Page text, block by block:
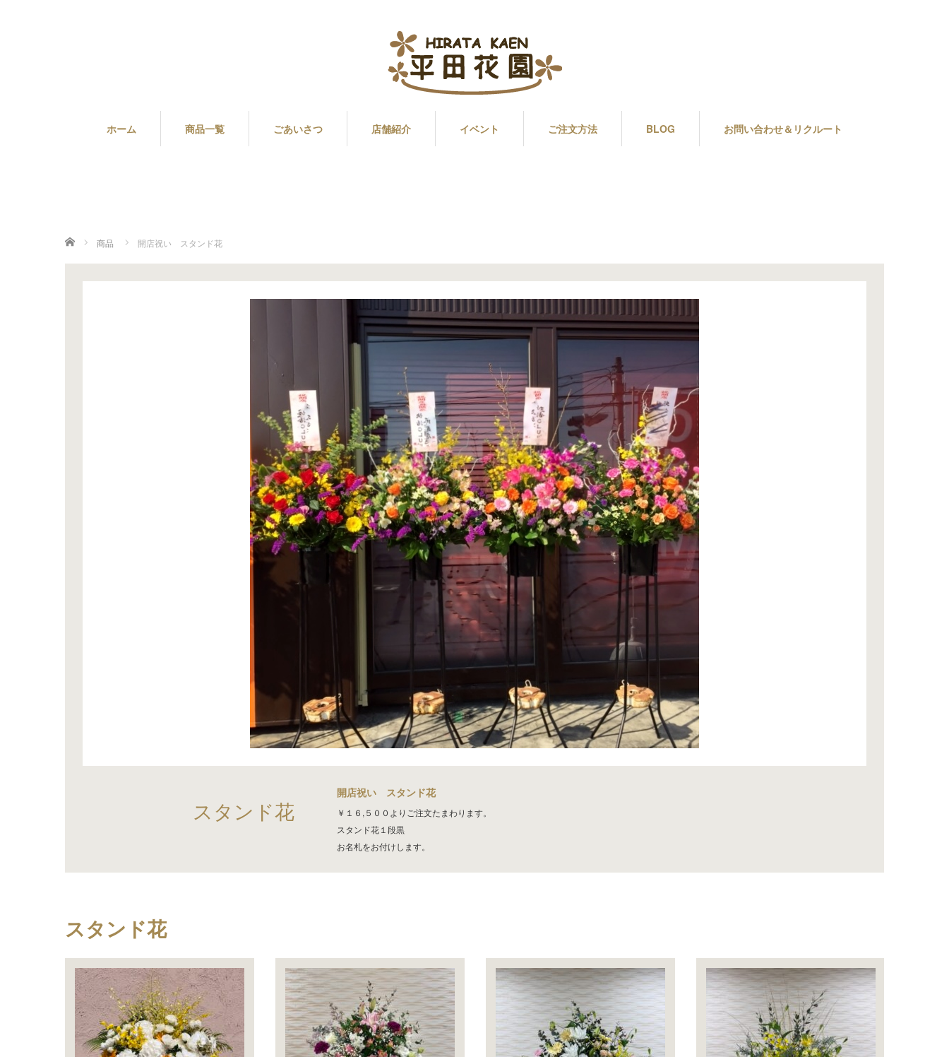
ホーム 商品一覧 ごあいさつ 店舗紹介 イベント ご注文方法 BLOG お問い合わせ＆リクルート
ホーム 商品 開店祝い スタンド花
スタンド花
開店祝い スタンド花
￥１６,５００よりご注文たまわります。
スタンド花１段黒
お名札をお付けします。
スタンド花